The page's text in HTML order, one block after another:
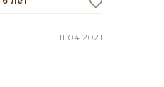
11.04.2021